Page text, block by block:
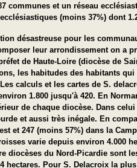
communes et un réseau
(moins 37%) dont
désastreuse pour les
leur arrondissement on a
de Haute-Loire (diocèse de
les habitudes des habitants
Les calculs et les cartes de S.
1.800 jusqu'à 420. En
de chaque diocèse. Dans
et aussi très inégale. En
et 247 (moins 57%) dans la
varie depuis environ 4.000
diocèses du Nord-Picardie sont
hectares. Pour S. Delacroix la